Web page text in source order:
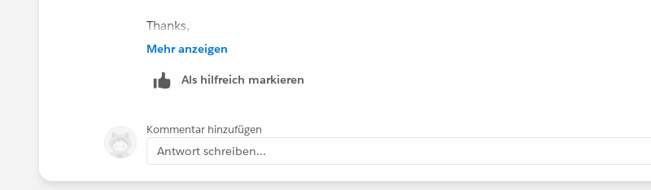
Thanks,
Mehr anzeigen
Als hilfreich markieren
Kommentar hinzufügen
Antwort schreiben...